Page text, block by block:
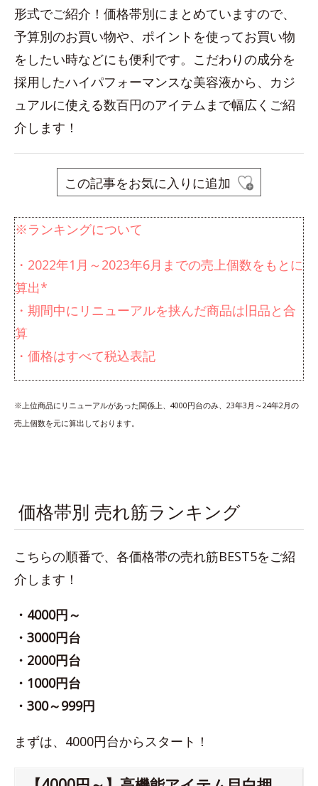
形式でご紹介！価格帯別にまとめていますので、
予算別のお買い物や、ポイントを使ってお買い物
をしたい時などにも便利です。こだわりの成分を
採用したハイパフォーマンスな美容液から、カジ
ュアルに使える数百円のアイテムまで幅広くご紹
介します！
この記事をお気に入りに追加
※ランキングについて
・2022年1月～2023年6月までの売上個数をもとに
算出*
・期間中にリニューアルを挟んだ商品は旧品と合
算
・価格はすべて税込表記
※上位商品にリニューアルがあった関係上、4000円台のみ、23年3月～24年2月の
売上個数を元に算出しております。
価格帯別 売れ筋ランキング
こちらの順番で、各価格帯の売れ筋BEST5をご紹
介します！
・4000円～
・3000円台
・2000円台
・1000円台
・300～999円
まずは、4000円台からスタート！